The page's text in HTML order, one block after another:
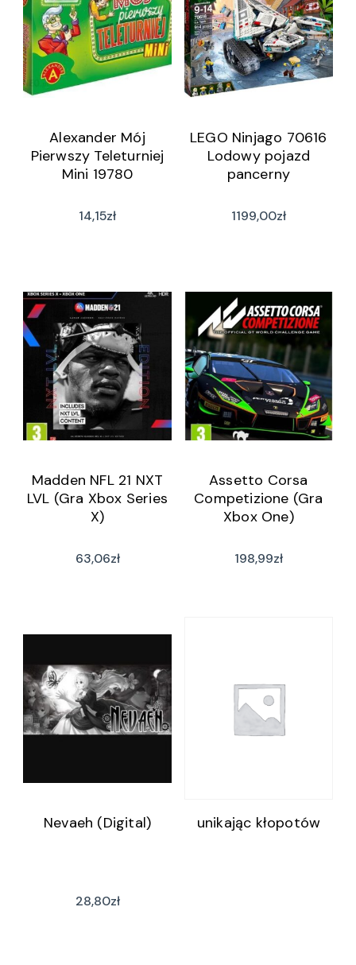
Alexander Mój
Pierwszy Teleturniej
Mini 19780
14,15zł
LEGO Ninjago 70616
Lodowy pojazd
pancerny
1199,00zł
Madden NFL 21 NXT
LVL (Gra Xbox Series
X)
63,06zł
Assetto Corsa
Competizione (Gra
Xbox One)
198,99zł
Nevaeh (Digital)
28,80zł
unikając kłopotów